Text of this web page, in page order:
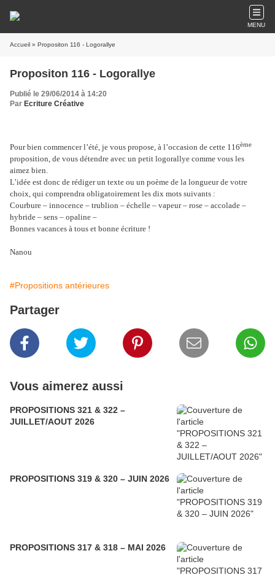
MENU
Accueil » Propositon 116 - Logorallye
Propositon 116 - Logorallye
Publié le 29/06/2014 à 14:20
Par Ecriture Créative
Pour bien commencer l’été, je vous propose, à l’occasion de cette 116ème
proposition, de vous détendre avec un petit logorallye comme vous les
aimez bien.
L’idée est donc de rédiger un texte ou un poème de la longueur de votre
choix, qui comprendra obligatoirement les dix mots suivants :
Courbure – innocence – trublion – échelle – vapeur – rose – accolade –
hybride – sens – opaline –
Bonnes vacances à tous et bonne écriture !
Nanou
#Propositions antérieures
Partager
Vous aimerez aussi
PROPOSITIONS 321 & 322 –
JUILLET/AOUT 2026
PROPOSITIONS 319 & 320 – JUIN 2026
PROPOSITIONS 317 & 318 – MAI 2026